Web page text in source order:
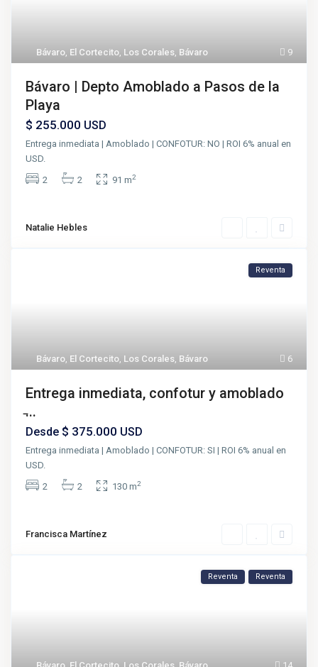
9
Bávaro, El Cortecito, Los Corales, Bávaro
Bávaro | Depto Amoblado a Pasos de la
Playa
$ 255.000 USD
Entrega inmediata | Amoblado | CONFOTUR: NO | ROI 6% anual en
USD.
2
2 91 m2
Natalie Hebles
6
Bávaro, El Cortecito, Los Corales, Bávaro
Reventa
Entrega inmediata, confotur y amoblado
̵...
Desde $ 375.000 USD
Entrega inmediata | Amoblado | CONFOTUR: SI | ROI 6% anual en
USD.
2
2 130 m2
Francisca Martínez
Reventa Reventa